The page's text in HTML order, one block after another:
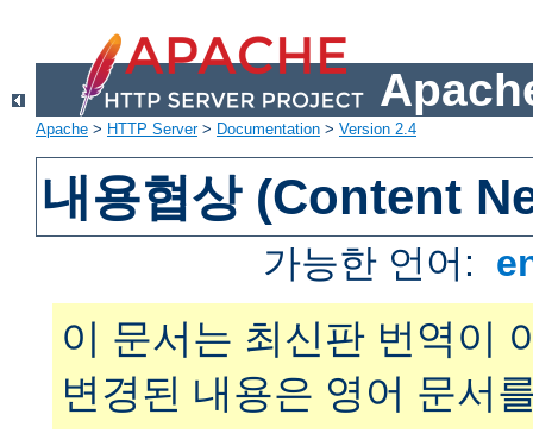
Apache > HTTP Server> Documentation > Version 2.4
내용협상 (Content
가능한 언어:
이 문서는 최신판 번역이
변경된 내용은 영어 문서